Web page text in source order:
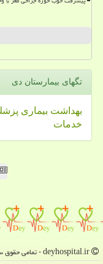
تگهای بیمارستان دی
بهداشت بیماری
خدمات